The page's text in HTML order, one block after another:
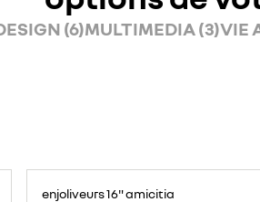
(6)MULTIMEDIA (3)VIE
enjoliveurs 16" amicitia